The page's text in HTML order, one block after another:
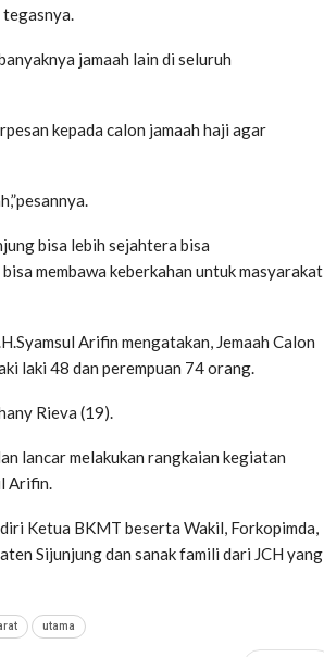
tegasnya.
jamaah lain di seluruh
kepada calon jamaah haji agar
bisa lebih sejahtera bisa
membawa keberkahan untuk masyarakat
Arifin mengatakan, Jemaah Calon
laki 48 dan perempuan 74 orang.
Rieva (19).
lancar melakukan rangkaian kegiatan
Arifin.
Ketua BKMT beserta Wakil, Forkopimda,
Sijunjung dan sanak famili dari JCH yang
utama